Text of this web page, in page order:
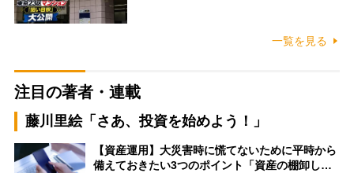
一覧を見る
注目の著者・連載
藤川里絵「さあ、投資を始めよう！」
【資産運用】大災害時に慌てないために平時から
備えておきたい3つのポイント「資産の棚卸し…